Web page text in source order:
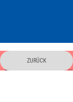
ZURÜCK